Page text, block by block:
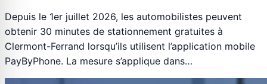
Depuis le 1er juillet 2026, les automobilistes peuvent
obtenir 30 minutes de stationnement gratuites à
Clermont-Ferrand lorsqu’ils utilisent l’application mobile
PayByPhone. La mesure s’applique dans…